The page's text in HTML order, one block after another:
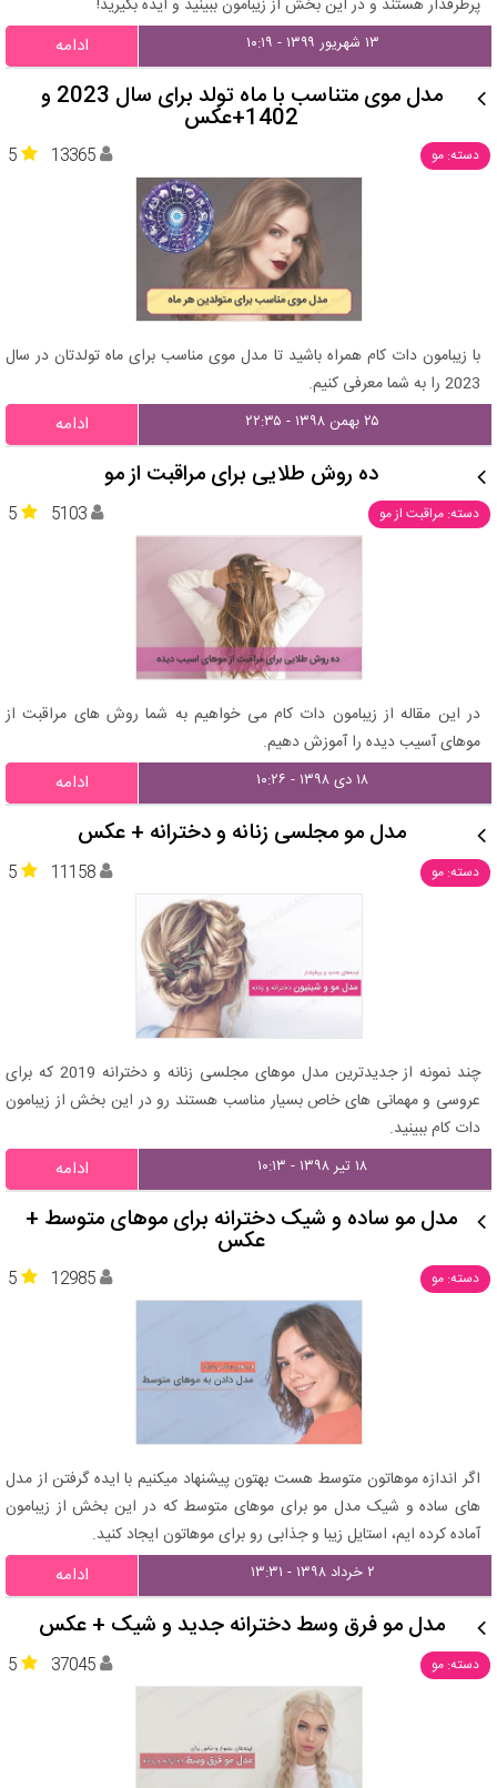
پرطرفدار هستند و در این بخش از زیبامون ببینید و ایده بگیرید!
۱۳ شهریور ۱۳۹۹ - ۱۰:۱۹ ادامه
مدل موی متناسب با ماه تولد برای سال 2023 و
1402+عکس
دسته: مو 5 13365
با زیبامون دات کام همراه باشید تا مدل موی مناسب برای ماه تولدتان در سال
2023 را به شما معرفی کنیم.
۲۵ بهمن ۱۳۹۸ - ۲۲:۳۵ ادامه
ده روش طلایی برای مراقبت از مو
دسته: مراقبت از مو 5 5103
در این مقاله از زیبامون دات کام می خواهیم به شما روش های مراقبت از
موهای آسیب دیده را آموزش دهیم.
۱۸ دی ۱۳۹۸ - ۱۰:۲۶ ادامه
مدل مو مجلسی زنانه و دخترانه + عکس
دسته: مو 5 11158
چند نمونه از جدیدترین مدل موهای مجلسی زنانه و دخترانه 2019 که برای
عروسی و مهمانی های خاص بسیار مناسب هستند رو در این بخش از زیبامون
دات کام ببینید.
۱۸ تیر ۱۳۹۸ - ۱۰:۱۳ ادامه
مدل مو ساده و شیک دخترانه برای موهای متوسط +
عکس
دسته: مو 5 12985
اگر اندازه موهاتون متوسط هست بهتون پیشنهاد میکنیم با ایده گرفتن از مدل
های ساده و شیک مدل مو برای موهای متوسط که در این بخش از زیبامون
آماده کرده ایم، استایل زیبا و جذابی رو برای موهاتون ایجاد کنید.
۲ خرداد ۱۳۹۸ - ۱۳:۳۱ ادامه
مدل مو فرق وسط دخترانه جدید و شیک + عکس
دسته: مو 5 37045